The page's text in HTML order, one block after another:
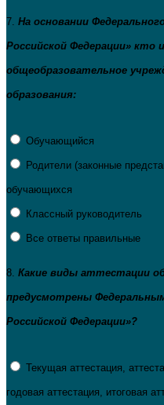
7. На основании
Российской Федерации»
общеобразовательное
образования:
Обучающийся
Родители (законные
обучающихся
Классный руководитель
Все ответы правильные
8. Какие виды аттестации
предусмотрены
Российской Федерации»?
Текущая аттестация,
годовая аттестация, итоговая